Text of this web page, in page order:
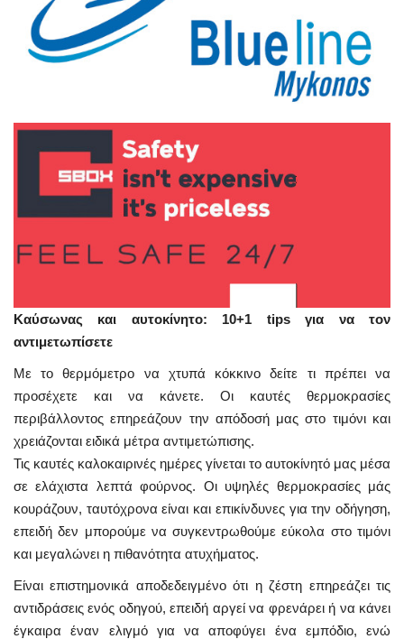
Καύσωνας και αυτοκίνητο: 10+1 tips για να τον
αντιμετωπίσετε
Με το θερμόμετρο να χτυπά κόκκινο δείτε τι πρέπει να
προσέχετε και να κάνετε. Οι καυτές θερμοκρασίες
περιβάλλοντος επηρεάζουν την απόδοσή μας στο τιμόνι και
χρειάζονται ειδικά μέτρα αντιμετώπισης.
Τις καυτές καλοκαιρινές ημέρες γίνεται το αυτοκίνητό μας μέσα
σε ελάχιστα λεπτά φούρνος. Οι υψηλές θερμοκρασίες μάς
κουράζουν, ταυτόχρονα είναι και επικίνδυνες για την οδήγηση,
επειδή δεν μπορούμε να συγκεντρωθούμε εύκολα στο τιμόνι
και μεγαλώνει η πιθανότητα ατυχήματος.
Είναι επιστημονικά αποδεδειγμένο ότι η ζέστη επηρεάζει τις
αντιδράσεις ενός οδηγού, επειδή αργεί να φρενάρει ή να κάνει
έγκαιρα έναν ελιγμό για να αποφύγει ένα εμπόδιο, ενώ